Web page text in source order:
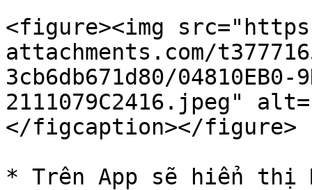
<figure><img
attachments.com/
3cb6db671d80/04810EB0-
2111079C2416.jpeg"
</figcaption></figure>
* Trên App sẽ hiển thị